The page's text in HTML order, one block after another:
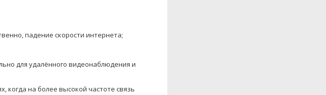
падение скорости интернета;
для удалённого видеонаблюдения и
когда на более высокой частоте связь